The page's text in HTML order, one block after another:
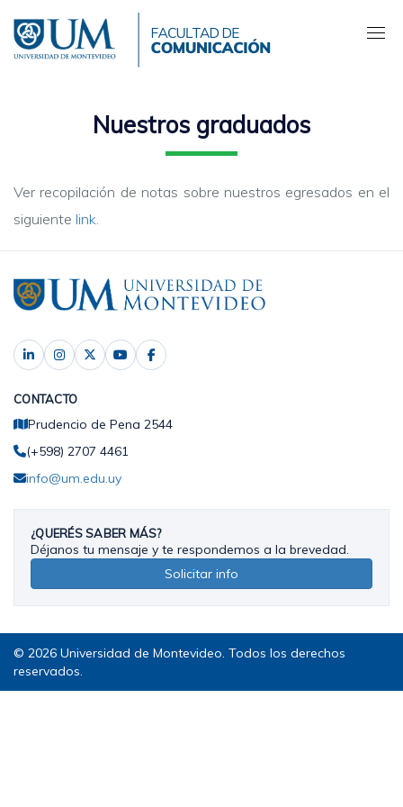
contenido
principal
Nuestros graduados
Ver recopilación de notas sobre nuestros egresados en el
siguiente link.
CONTACTO
Prudencio de Pena 2544
(+598) 2707 4461
info@um.edu.uy
¿QUERÉS SABER MÁS?
Déjanos tu mensaje y te respondemos a la brevedad.
Solicitar info
© 2026 Universidad de Montevideo. Todos los derechos
reservados.